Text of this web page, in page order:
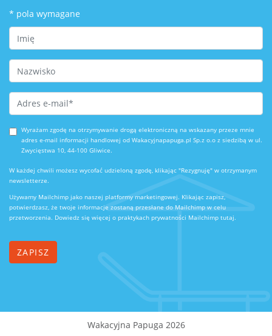
* pola wymagane
First Name
Last Name
Email Address*
Wyrażam zgodę na otrzymywanie drogą elektroniczną na wskazany przeze mnie
adres e-mail informacji handlowej od Wakacyjnapapuga.pl Sp.z o.o z siedzibą w ul.
Zwycięstwa 10, 44-100 Gliwice.
W każdej chwili możesz wycofać udzieloną zgodę, klikając "Rezygnuję" w otrzymanym
newsletterze.
Używamy Mailchimp jako naszej platformy marketingowej. Klikając zapisz,
potwierdzasz, że twoje informacje zostaną przesłane do Mailchimp w celu
przetworzenia. Dowiedz się więcej o praktykach prywatności Mailchimp tutaj.
Wakacyjna Papuga 2026